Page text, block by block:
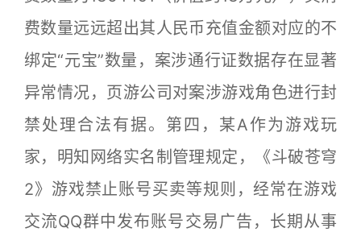
费数量远远超出其人民币充值金额对应的不
绑定“元宝”数量，案涉通行证数据存在显著
异常情况，页游公司对案涉游戏角色进行封
禁处理合法有据。第四，某A作为游戏玩
家，明知网络实名制管理规定，《斗破苍穹
2》游戏禁止账号买卖等规则，经常在游戏
交流QQ群中发布账号交易广告，长期从事